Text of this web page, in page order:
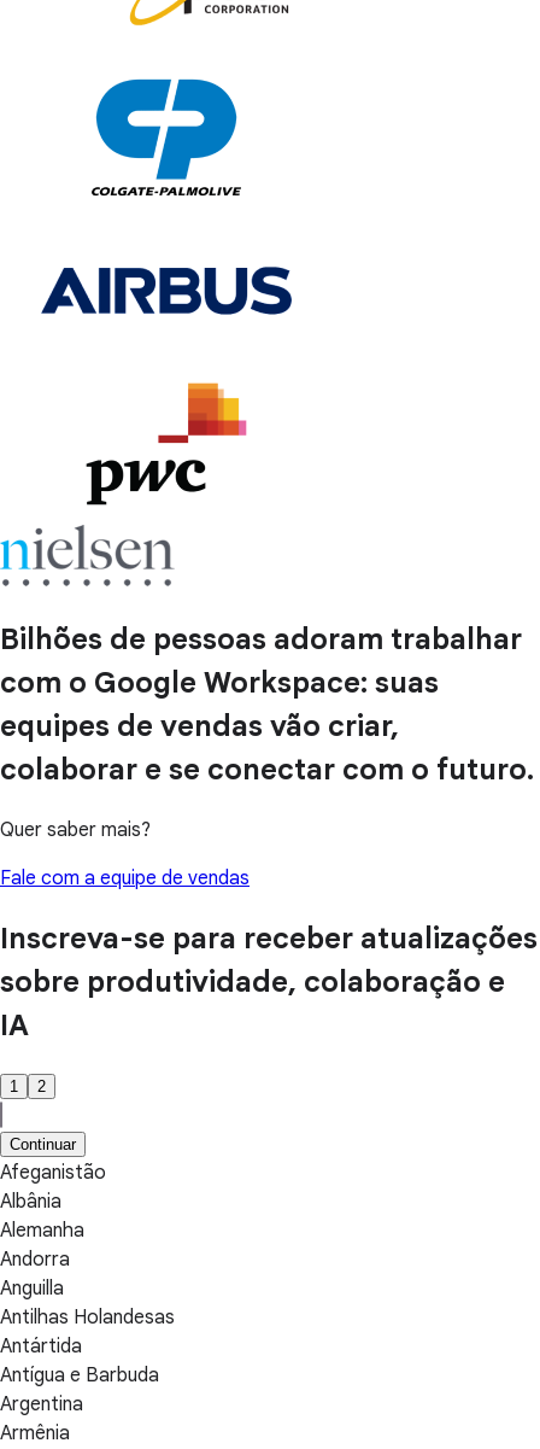
Bilhões de pessoas adoram trabalhar
com o Google Workspace: suas
equipes de vendas vão criar,
colaborar e se conectar com o futuro.
Quer saber mais?
Fale com a equipe de vendas
Inscreva-se para receber atualizações
sobre produtividade, colaboração e
IA
1 2
Continuar
Afeganistão
Albânia
Alemanha
Andorra
Anguilla
Antilhas Holandesas
Antártida
Antígua e Barbuda
Argentina
Armênia